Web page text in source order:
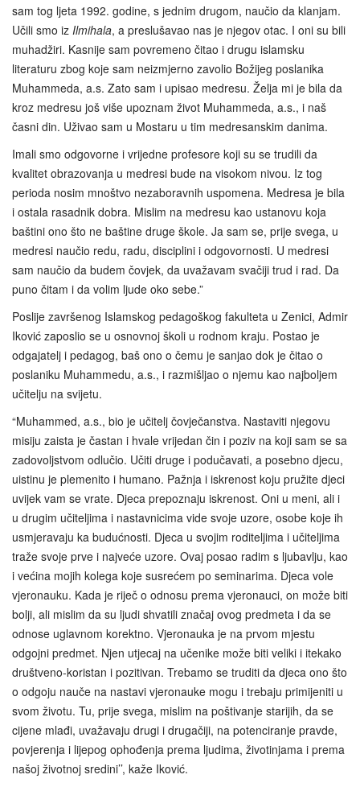
sam tog ljeta 1992. godine, s jednim drugom, naučio da klanjam.
Učili smo iz Ilmihala, a preslušavao nas je njegov otac. I oni su bili
muhadžiri. Kasnije sam povremeno čitao i drugu islamsku
literaturu zbog koje sam neizmjerno zavolio Božijeg poslanika
Muhammeda, a.s. Zato sam i upisao medresu. Želja mi je bila da
kroz medresu još više upoznam život Muhammeda, a.s., i naš
časni din. Uživao sam u Mostaru u tim medresanskim danima.
Imali smo odgovorne i vrijedne profesore koji su se trudili da
kvalitet obrazovanja u medresi bude na visokom nivou. Iz tog
perioda nosim mnoštvo nezaboravnih uspomena. Medresa je bila
i ostala rasadnik dobra. Mislim na medresu kao ustanovu koja
baštini ono što ne baštine druge škole. Ja sam se, prije svega, u
medresi naučio redu, radu, disciplini i odgovornosti. U medresi
sam naučio da budem čovjek, da uvažavam svačiji trud i rad. Da
puno čitam i da volim ljude oko sebe.”
Poslije završenog Islamskog pedagoškog fakulteta u Zenici, Admir
Iković zaposlio se u osnovnoj školi u rodnom kraju. Postao je
odgajatelj i pedagog, baš ono o čemu je sanjao dok je čitao o
poslaniku Muhammedu, a.s., i razmišljao o njemu kao najboljem
učitelju na svijetu.
“Muhammed, a.s., bio je učitelj čovječanstva. Nastaviti njegovu
misiju zaista je častan i hvale vrijedan čin i poziv na koji sam se sa
zadovoljstvom odlučio. Učiti druge i podučavati, a posebno djecu,
uistinu je plemenito i humano. Pažnja i iskrenost koju pružite djeci
uvijek vam se vrate. Djeca prepoznaju iskrenost. Oni u meni, ali i
u drugim učiteljima i nastavnicima vide svoje uzore, osobe koje ih
usmjeravaju ka budućnosti. Djeca u svojim roditeljima i učiteljima
traže svoje prve i najveće uzore. Ovaj posao radim s ljubavlju, kao
i većina mojih kolega koje susrećem po seminarima. Djeca vole
vjeronauku. Kada je riječ o odnosu prema vjeronauci, on može biti
bolji, ali mislim da su ljudi shvatili značaj ovog predmeta i da se
odnose uglavnom korektno. Vjeronauka je na prvom mjestu
odgojni predmet. Njen utjecaj na učenike može biti veliki i itekako
društveno-koristan i pozitivan. Trebamo se truditi da djeca ono što
o odgoju nauče na nastavi vjeronauke mogu i trebaju primijeniti u
svom životu. Tu, prije svega, mislim na poštivanje starijih, da se
cijene mlađi, uvažavaju drugi i drugačiji, na potenciranje pravde,
povjerenja i lijepog ophođenja prema ljudima, životinjama i prema
našoj životnoj sredini’’, kaže Iković.